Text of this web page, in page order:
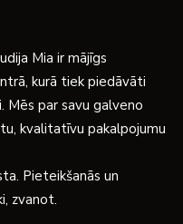
Mia ir mājīgs
kurā tiek piedāvāti
Mēs par savu galveno
kvalitatīvu pakalpojumu
Pieteikšanās un
zvanot.